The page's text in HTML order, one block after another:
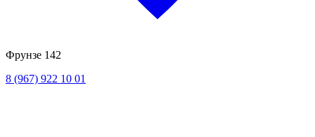
Фрунзе 142
8 (967) 922 10 01